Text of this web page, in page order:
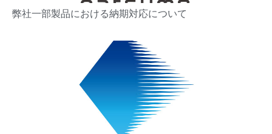
弊社一部製品における納期対応について